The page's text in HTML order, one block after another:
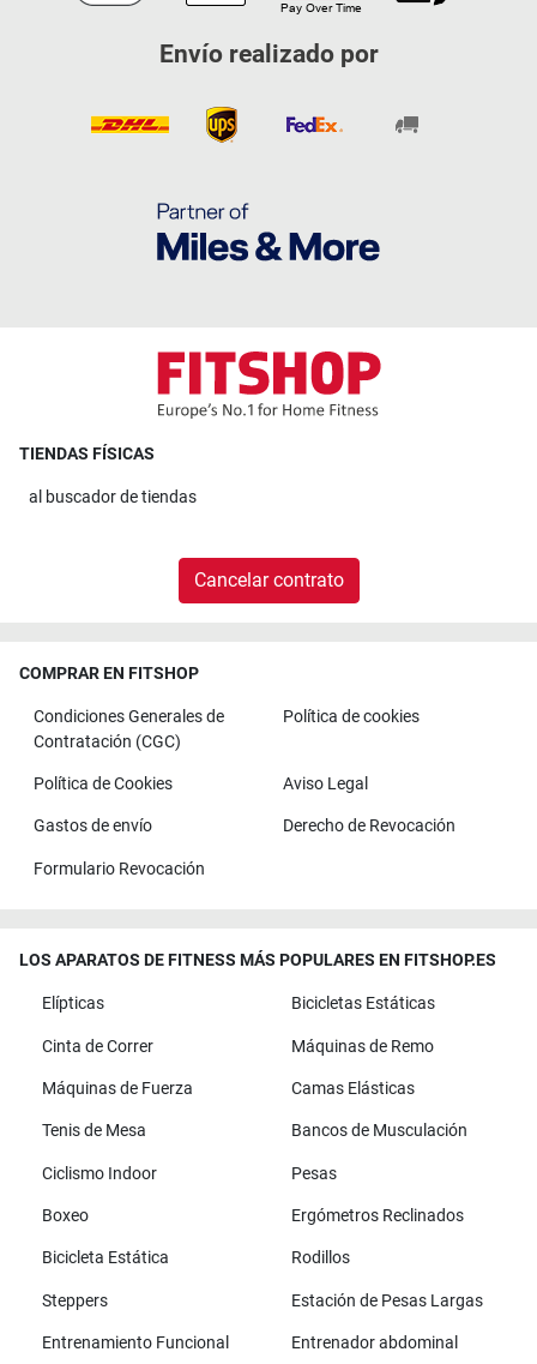
Envío realizado por
TIENDAS FÍSICAS
al buscador de tiendas
Cancelar contrato
COMPRAR EN FITSHOP
Condiciones Generales de
Contratación (CGC)
Política de cookies
Política de Cookies Aviso Legal
Gastos de envío Derecho de Revocación
Formulario Revocación
LOS APARATOS DE FITNESS MÁS POPULARES EN FITSHOP.ES
Elípticas Bicicletas Estáticas
Cinta de Correr Máquinas de Remo
Máquinas de Fuerza Camas Elásticas
Tenis de Mesa Bancos de Musculación
Ciclismo Indoor Pesas
Boxeo Ergómetros Reclinados
Bicicleta Estática Rodillos
Steppers Estación de Pesas Largas
Entrenamiento Funcional Entrenador abdominal